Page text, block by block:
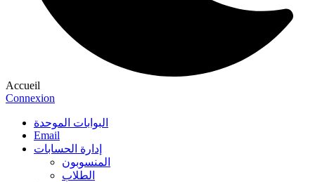
Accueil
Connexion
البوابات الموحدة
Email
إدارة الحسابات
المنسوبون
الطلاب